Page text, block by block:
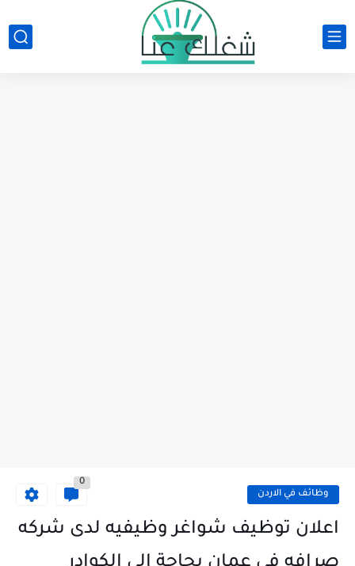
وظائف في الاردن
0
اعلان توظيف شواغر وظيفيه لدى شركه